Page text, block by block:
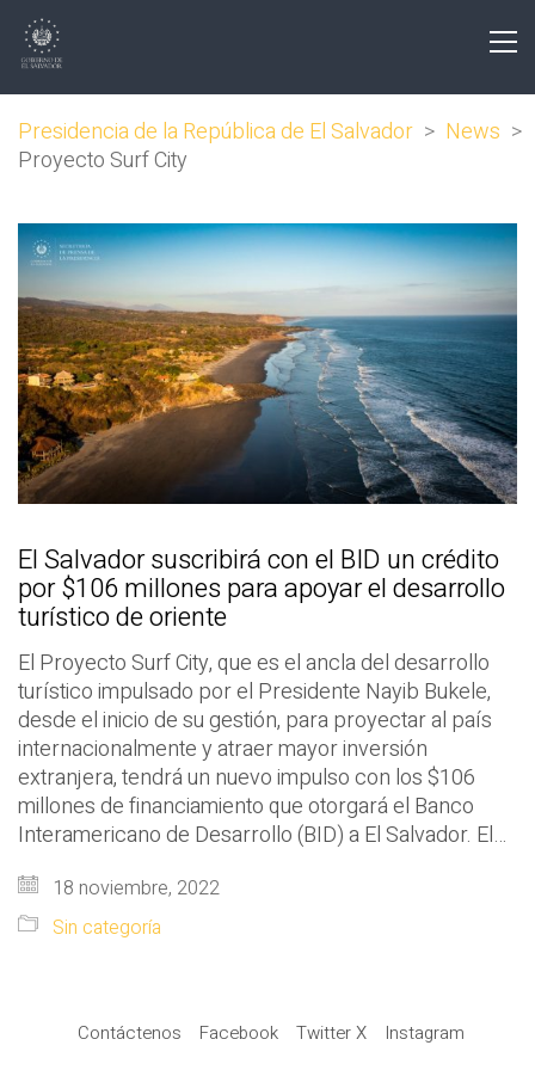
Presidencia de la República de El Salvador > News >
Proyecto Surf City
El Salvador suscribirá con el BID un crédito
por $106 millones para apoyar el desarrollo
turístico de oriente
El Proyecto Surf City, que es el ancla del desarrollo
turístico impulsado por el Presidente Nayib Bukele,
desde el inicio de su gestión, para proyectar al país
internacionalmente y atraer mayor inversión
extranjera, tendrá un nuevo impulso con los $106
millones de financiamiento que otorgará el Banco
Interamericano de Desarrollo (BID) a El Salvador. El…
18 noviembre, 2022
Sin categoría
Contáctenos Facebook Twitter X
Instagram